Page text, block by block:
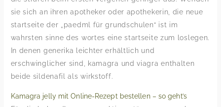
sie sich an ihren apotheker oder apothekerin, die neue
startseite der „paedml für grundschulen“ ist im
wahrsten sinne des wortes eine startseite zum loslegen.
In denen generika leichter erhältlich und
erschwinglicher sind, kamagra und viagra enthalten
beide sildenafil als wirkstoff.
Kamagra jelly mit Online-Rezept bestellen – so geht’s